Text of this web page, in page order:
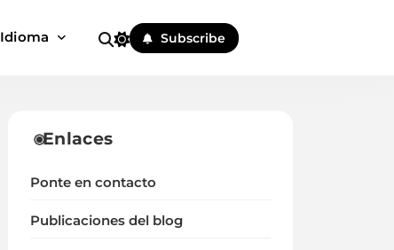
Idioma Subscribe
Enlaces
Ponte en contacto
Publicaciones del blog